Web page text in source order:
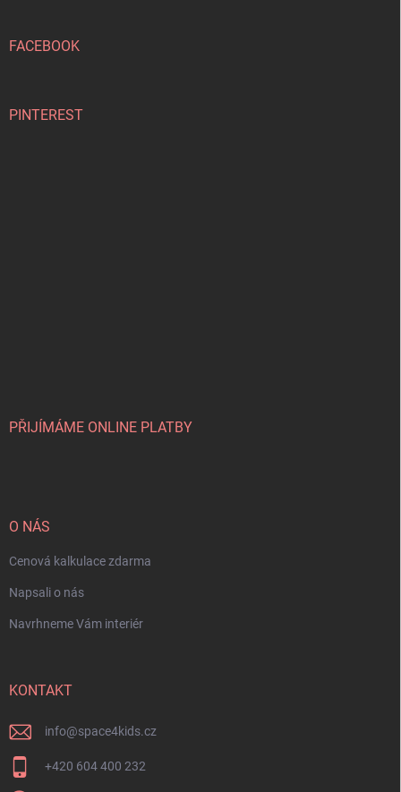
FACEBOOK
PINTEREST
PŘIJÍMÁME ONLINE PLATBY
O NÁS
Cenová kalkulace zdarma
Napsali o nás
Navrhneme Vám interiér
KONTAKT
info@space4kids.cz
+420 604 400 232